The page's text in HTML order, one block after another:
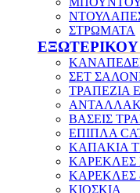
ΣΤΡΩΜΑΤΑ
ΣΕΤ
ΤΡΑΠΕΖΙΑ
ΒΑΣΕΙΣ
ΕΠΙΠΛΑ
ΚΑΠΑΚΙΑ
ΚΑΡΕΚΛΕΣ
ΚΑΡΕΚΛΕΣ
ΚΙΟΣΚΙΑ